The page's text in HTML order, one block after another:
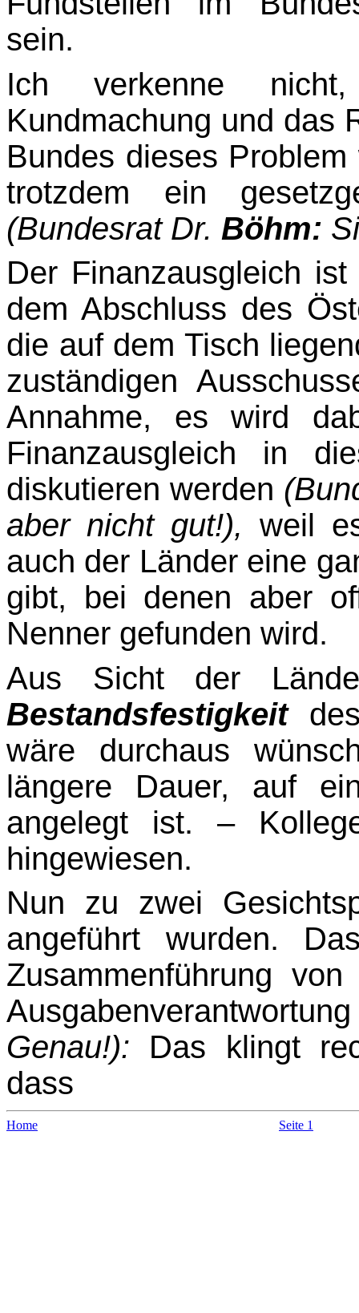
sein.
Ich verkenne
Kundmachung und das
Bundes dieses
trotzdem ein
(Bundesrat Dr. Böhm:
Der Finanzausgleich
dem Abschluss des
die auf dem Tisch
zustän­digen
Annahme, es wird
Finanzausgleich in
diskutieren werden
aber nicht gut!), weil
auch der Länder eine
gibt, bei denen aber
Nenner gefunden wird.
Aus Sicht der
Bestandsfestigkeit
wäre durchaus
längere Dauer, auf
angelegt ist. –
hingewiesen.
Nun zu zwei
angeführt wurden.
Zusammenführung
Ausgabenverant­wor­tung
Genau!): Das klingt
dass
Home Seite 1